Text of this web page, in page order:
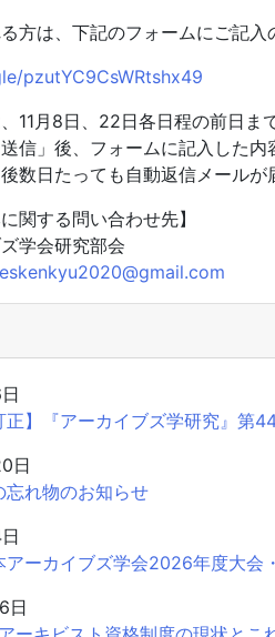
方は、下記のフォームにご記入
pzutYC9CsWRtshx49
11月8日、22日各日程の前日ま
信」後、フォームに記入した
数日たっても自動返信メール
関する問い合わせ先】
学会研究部会
正】『アーカイブズ学研究』第
日
忘れ物のお知らせ
アーカイブズ学会2026年度大
日